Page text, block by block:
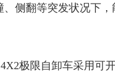
侧翻等突发状况下，
极限自卸车采用可